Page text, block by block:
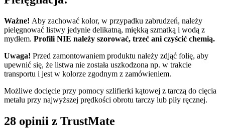
Ważne! Aby zachować kolor, w przypadku zabrudzeń, należy
pielęgnować listwy jedynie delikatną, miękką szmatką i wodą z
mydłem. Profili NIE należy szorować, trzeć ani czyścić chemią.
Uwaga! Przed zamontowaniem produktu należy zdjąć folię, aby
upewnić się, że listwa nie została uszkodzona np. w trakcie
transportu i jest w kolorze zgodnym z zamówieniem.
Możliwe docięcie przy pomocy szlifierki kątowej z tarczą do cięcia
metalu przy najwyższej prędkości obrotu tarczy lub piły ręcznej.
28 opinii z TrustMate